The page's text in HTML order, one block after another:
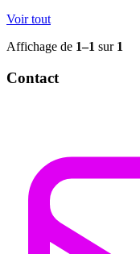
Voir tout
Affichage de 1–1 sur 1
Contact